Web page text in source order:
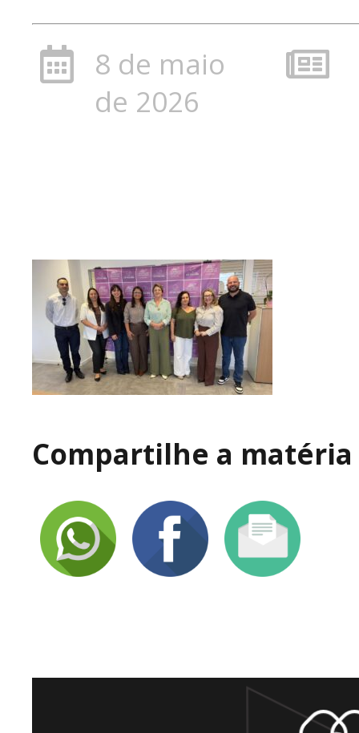
8 de maio
de 2026
Compartilhe a